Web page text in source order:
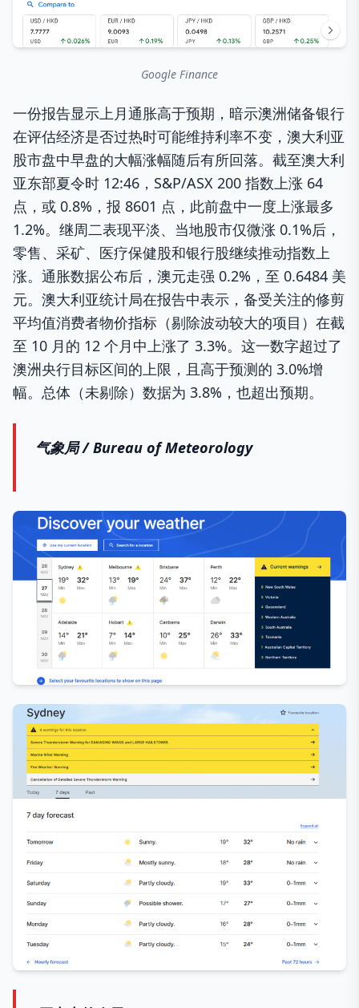
Google Finance
一份报告显示上月通胀高于预期，暗示澳洲储备银行
在评估经济是否过热时可能维持利率不变，澳大利亚
股市盘中早盘的大幅涨幅随后有所回落。截至澳大利
亚东部夏令时 12:46，S&P/ASX 200 指数上涨 64
点，或 0.8%，报 8601 点，此前盘中一度上涨最多
1.2%。继周二表现平淡、当地股市仅微涨 0.1%后，
零售、采矿、医疗保健股和银行股继续推动指数上
涨。通胀数据公布后，澳元走强 0.2%，至 0.6484 美
元。澳大利亚统计局在报告中表示，备受关注的修剪
平均值消费者物价指标（剔除波动较大的项目）在截
至 10 月的 12 个月中上涨了 3.3%。这一数字超过了
澳洲央行目标区间的上限，且高于预测的 3.0%增
幅。总体（未剔除）数据为 3.8%，也超出预期。
气象局 / Bureau of Meteorology